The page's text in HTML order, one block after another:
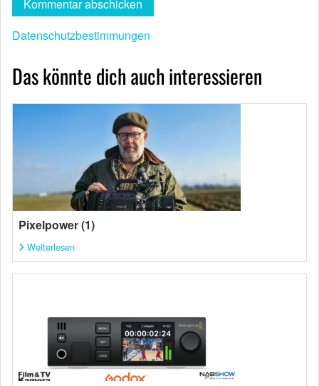
Datenschutzbestimmungen
Das könnte dich auch interessieren
Pixelpower (1)
Weiterlesen